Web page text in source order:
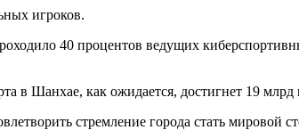
игроков.
40 процентов ведущих
в Шанхае, как ожидается, достигнет 19 млрд
стремление города стать мировой